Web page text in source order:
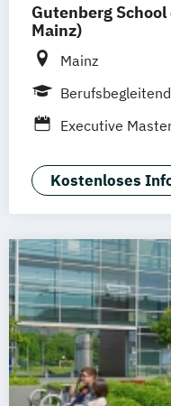
Gutenberg
Mainz)
Mainz
Executive
universitärer
Master of
Kostenloses